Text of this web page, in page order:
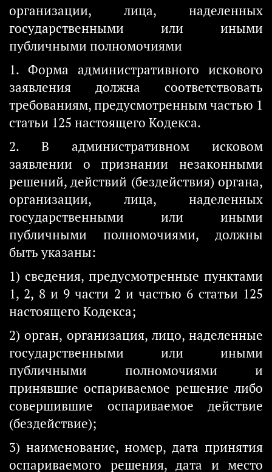
организации, лица, наделенных
государственными или иными
публичными полномочиями
1. Форма административного искового
заявления должна соответствовать
требованиям, предусмотренным частью 1
статьи 125 настоящего Кодекса.
2. В административном исковом
заявлении о признании незаконными
решений, действий (бездействия) органа,
организации, лица, наделенных
государственными или иными
публичными полномочиями, должны
быть указаны:
1) сведения, предусмотренные пунктами
1, 2, 8 и 9 части 2 и частью 6 статьи 125
настоящего Кодекса;
2) орган, организация, лицо, наделенные
государственными или иными
публичными полномочиями и
принявшие оспариваемое решение либо
совершившие оспариваемое действие
(бездействие);
3) наименование, номер, дата принятия
оспариваемого решения, дата и место